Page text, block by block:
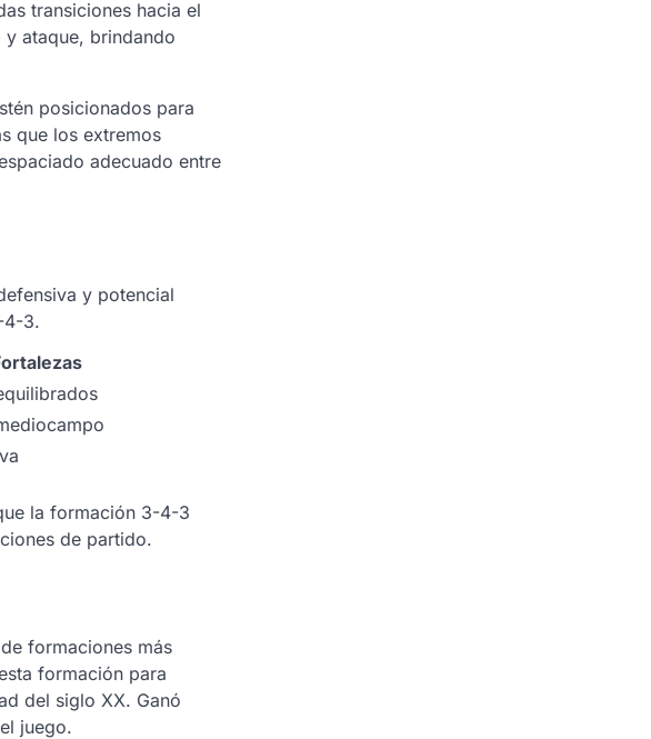
transiciones hacia el
ataque, brindando
posicionados para
que los extremos
adecuado entre
y potencial
4-3.
la formación 3-4-3
de partido.
formaciones más
formación para
del siglo XX. Ganó
juego.